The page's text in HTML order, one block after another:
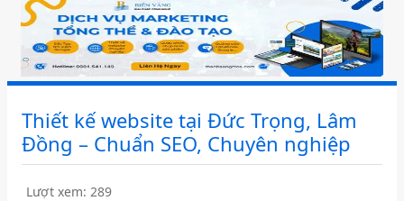
Thiết kế website tại Đức Trọng, Lâm
Đồng – Chuẩn SEO, Chuyên nghiệp
Lượt xem: 289